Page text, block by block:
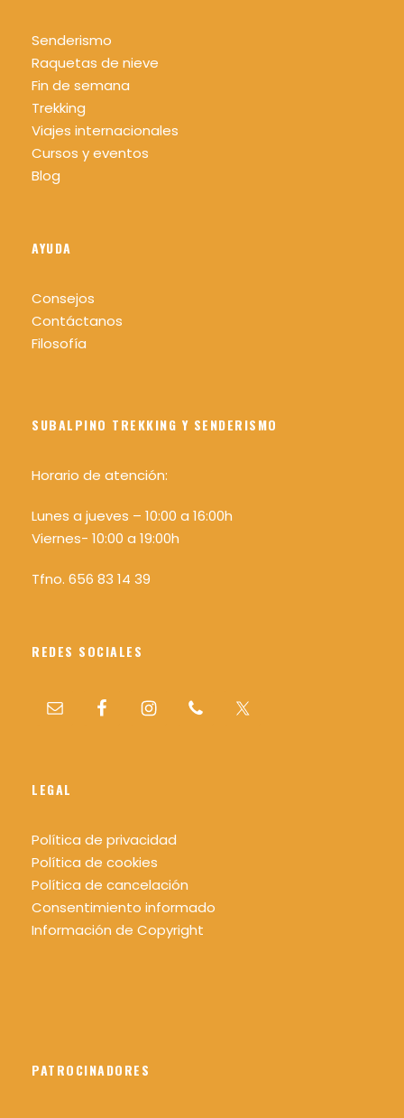
Senderismo
Raquetas de nieve
Fin de semana
Trekking
Viajes internacionales
Cursos y eventos
Blog
AYUDA
Consejos
Contáctanos
Filosofía
SUBALPINO TREKKING Y SENDERISMO
Horario de atención:
Lunes a jueves – 10:00 a 16:00h
Viernes- 10:00 a 19:00h
Tfno. 656 83 14 39
REDES SOCIALES
LEGAL
Política de privacidad
Política de cookies
Política de cancelación
Consentimiento informado
Información de Copyright
PATROCINADORES